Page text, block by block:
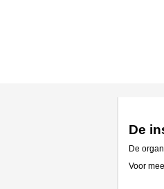
De
De
Voor